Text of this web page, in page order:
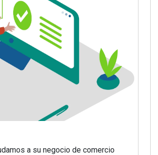
a su negocio de comercio